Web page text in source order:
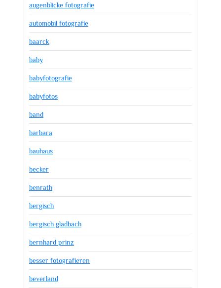
augenblicke fotografie
automobil fotografie
baarck
baby
babyfotografie
babyfotos
band
barbara
bauhaus
becker
benrath
bergisch
bergisch gladbach
bernhard prinz
besser fotografieren
beverland